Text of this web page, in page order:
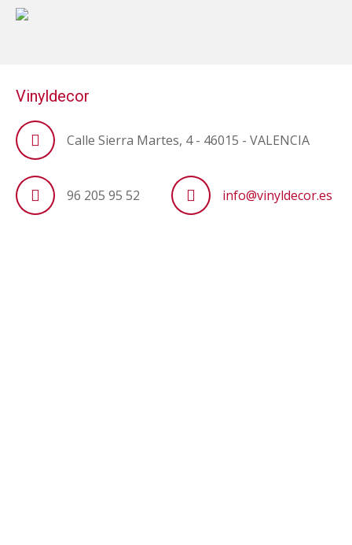
Vinyldecor
Calle Sierra Martes, 4 - 46015 - VALENCIA
96 205 95 52 info@vinyldecor.es